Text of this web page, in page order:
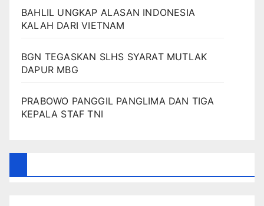
BAHLIL UNGKAP ALASAN INDONESIA
KALAH DARI VIETNAM
BGN TEGASKAN SLHS SYARAT MUTLAK
DAPUR MBG
PRABOWO PANGGIL PANGLIMA DAN TIGA
KEPALA STAF TNI